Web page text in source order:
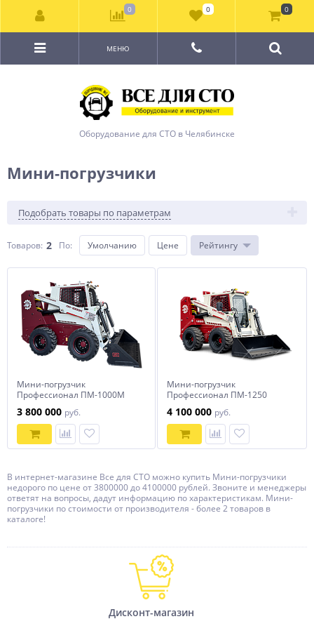
Оборудование для СТО в Челябинске
МЕНЮ
Мини-погрузчики
Подобрать товары по параметрам
Товаров: 2 По: Умолчанию Цене Рейтингу
Мини-погрузчик
Профессионал ПМ-1000М
3 800 000 руб.
Мини-погрузчик
Профессионал ПМ-1250
4 100 000 руб.
В интернет-магазине Все для СТО можно купить Мини-погрузчики
недорого по цене от 3800000 до 4100000 рублей. Звоните и менеджеры
ответят на вопросы, дадут информацию по характеристикам. Мини-
погрузчики по стоимости от производителя - более 2 товаров в
каталоге!
Дисконт-магазин
0 0 0